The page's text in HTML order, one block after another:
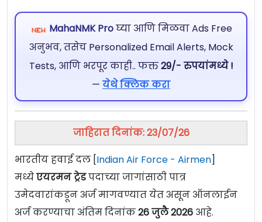
MahaNMK Proघ्या आणि मिळवा Ads Free
अनुभव, तसेच Personalized Email Alerts, Mock
Tests, आणि भरपूर काही.. फक्त29/- रुपयांमध्ये !
— येथे क्लिक करा
जाहिरात दिनांक: 23/07/26
भारतीय हवाई दल [Indian Air Force - Airmen]
मध्येएयरमन ट्रेडपदाच्या जागांसाठी पात्र
उमेदवारांकडून अर्ज मागवण्यात येत असून ऑनलाईन
अर्ज करण्याचा अंतिम दिनांक26 जुलै 2026 आहे.